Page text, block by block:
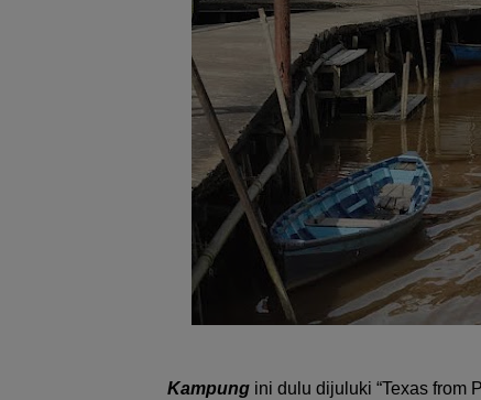
Kampung ini dulu dijuluki “Texas from